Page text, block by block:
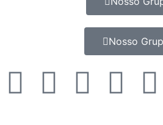
Nosso